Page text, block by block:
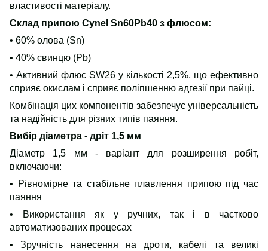
властивості матеріалу.
Склад припою Cynel Sn60Pb40 з флюсом:
• 60% олова (Sn)
• 40% свинцю (Pb)
• Активний флюс SW26 у кількості 2,5%, що ефективно
сприяє окислам і сприяє поліпшенню адгезії при пайці.
Комбінація цих компонентів забезпечує універсальність
та надійність для різних типів паяння.
Вибір діаметра - дріт 1,5 мм
Діаметр 1,5 мм - варіант для розширення робіт,
включаючи:
• Рівномірне та стабільне плавлення припою під час
паяння
• Використання як у ручних, так і в частково
автоматизованих процесах
• Зручність нанесення на дроти, кабелі та великі